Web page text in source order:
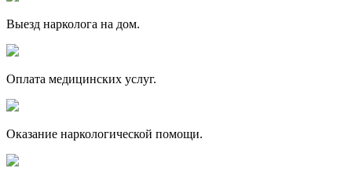
Выезд нарколога на дом.
Оплата медицинских услуг.
Оказание наркологической помощи.